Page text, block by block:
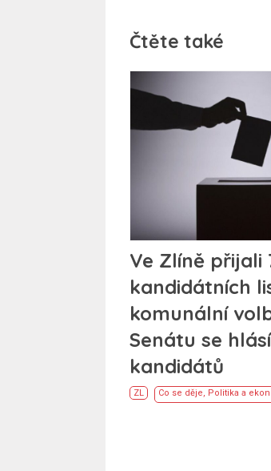
Čtěte také
Ve Zlíně přijali
kandidátních
komunální
Senátu se
kandidátů
ZL Co se děje, Politika a